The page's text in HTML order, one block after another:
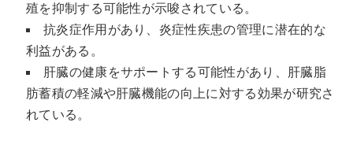
殖を抑制する可能性が示唆されている。
抗炎症作用があり、炎症性疾患の管理に潜在的な
利益がある。
肝臓の健康をサポートする可能性があり、肝臓脂
肪蓄積の軽減や肝臓機能の向上に対する効果が研究さ
れている。